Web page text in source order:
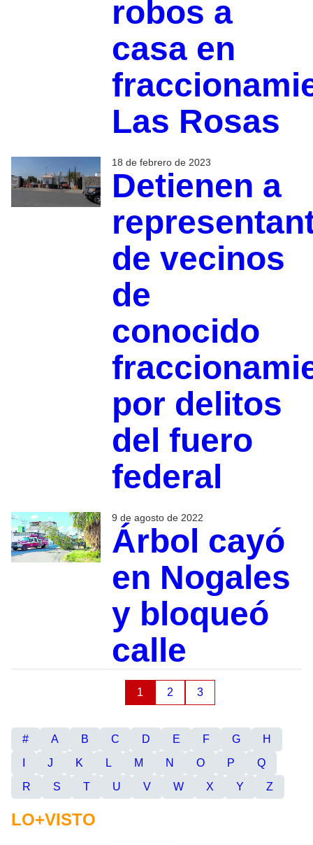
robos a
casa en
Las Rosas
18 de febrero de 2023
Detienen a
de vecinos
de
conocido
por delitos
del fuero
federal
9 de agosto de 2022
Árbol cayó
en Nogales
y bloqueó
calle
1 2 3
# A B C D E F G
H
J K L M N O P
Q
R
S T U V W X Y Z
LO+VISTO